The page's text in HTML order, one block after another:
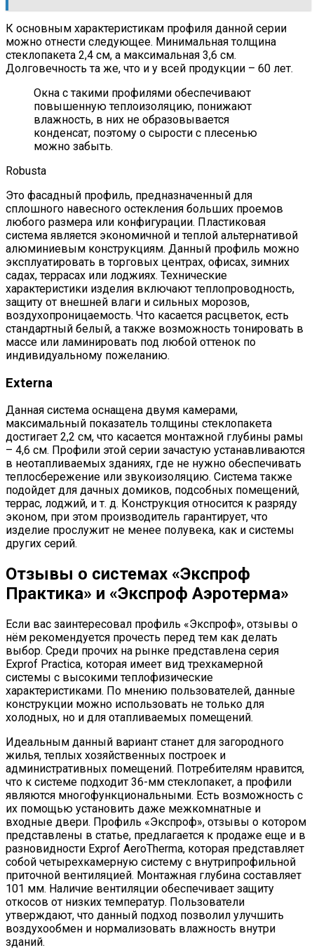
К основным характеристикам профиля данной серии
можно отнести следующее. Минимальная толщина
стеклопакета 2,4 см, а максимальная 3,6 см.
Долговечность та же, что и у всей продукции – 60 лет.
Окна с такими профилями обеспечивают
повышенную теплоизоляцию, понижают
влажность, в них не образовывается
конденсат, поэтому о сырости с плесенью
можно забыть.
Robusta
Это фасадный профиль, предназначенный для
сплошного навесного остекления больших проемов
любого размера или конфигурации. Пластиковая
система является экономичной и теплой альтернативой
алюминиевым конструкциям. Данный профиль можно
эксплуатировать в торговых центрах, офисах, зимних
садах, террасах или лоджиях. Технические
характеристики изделия включают теплопроводность,
защиту от внешней влаги и сильных морозов,
воздухопроницаемость. Что касается расцветок, есть
стандартный белый, а также возможность тонировать в
массе или ламинировать под любой оттенок по
индивидуальному пожеланию.
Externa
Данная система оснащена двумя камерами,
максимальный показатель толщины стеклопакета
достигает 2,2 см, что касается монтажной глубины рамы
– 4,6 см. Профили этой серии зачастую устанавливаются
в неотапливаемых зданиях, где не нужно обеспечивать
теплосбережение или звукоизоляцию. Система также
подойдет для дачных домиков, подсобных помещений,
террас, лоджий, и т. д. Конструкция относится к разряду
эконом, при этом производитель гарантирует, что
изделие прослужит не менее полувека, как и системы
других серий.
Отзывы о системах «Экспроф
Практика» и «Экспроф Аэротерма»
Если вас заинтересовал профиль «Экспроф», отзывы о
нём рекомендуется прочесть перед тем как делать
выбор. Среди прочих на рынке представлена серия
Exprof Practica, которая имеет вид трехкамерной
системы с высокими теплофизические
характеристиками. По мнению пользователей, данные
конструкции можно использовать не только для
холодных, но и для отапливаемых помещений.
Идеальным данный вариант станет для загородного
жилья, теплых хозяйственных построек и
административных помещений. Потребителям нравится,
что к системе подходит 36-мм стеклопакет, а профили
являются многофункциональными. Есть возможность с
их помощью установить даже межкомнатные и
входные двери. Профиль «Экспроф», отзывы о котором
представлены в статье, предлагается к продаже еще и в
разновидности Exprof AeroTherma, которая представляет
собой четырехкамерную систему с внутрипрофильной
приточной вентиляцией. Монтажная глубина составляет
101 мм. Наличие вентиляции обеспечивает защиту
откосов от низких температур. Пользователи
утверждают, что данный подход позволил улучшить
воздухообмен и нормализовать влажность внутри
зданий.